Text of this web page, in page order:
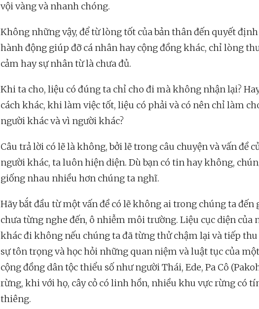
vội vàng và nhanh chóng.
Không những vậy, để từ lòng tốt của bản thân đến quyết định
hành động giúp đỡ cá nhân hay cộng đồng khác, chỉ lòng
cảm hay sự nhân từ là chưa đủ.
Khi ta cho, liệu có đúng ta chỉ cho đi mà không nhận lại?
cách khác, khi làm việc tốt, liệu có phải và có nên chỉ làm
người khác và vì người khác?
Câu trả lời có lẽ là không, bởi lẽ trong câu chuyện và vấn đề
người khác, ta luôn hiện diện. Dù bạn có tin hay không,
giống nhau nhiều hơn chúng ta nghĩ.
Hãy bắt đầu từ một vấn đề có lẽ không ai trong chúng ta đến
chưa từng nghe đến, ô nhiễm môi trường. Liệu cục diện của
khác đi không nếu chúng ta đã từng thử chậm lại và tiếp
sự tôn trọng và học hỏi những quan niệm và luật tục của
cộng đồng dân tộc thiểu số như người Thái, Ede, Pa Cô
rừng, khi với họ, cây cỏ có linh hồn, nhiều khu vực rừng có
thiêng.